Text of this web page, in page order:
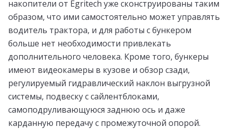
накопители от Egritech уже сконструированы таким
образом, что ими самостоятельно может управлять
водитель трактора, и для работы с бункером
больше нет необходимости привлекать
дополнительного человека. Кроме того, бункеры
имеют видеокамеры в кузове и обзор сзади,
регулируемый гидравлический наклон выгрузной
системы, подвеску с сайлентблоками,
самоподруливающуюся заднюю ось и даже
карданную передачу с промежуточной опорой.